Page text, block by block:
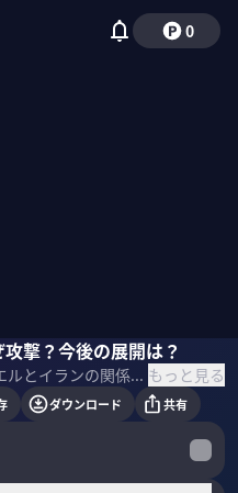
0
撃？今後の展開は？
緊迫するイスラエルとイランの関係。なぜ核施設への攻撃が行われたのか？アメリカとイランの核交渉の行方は？すでに戦争状態と見ていいのか？地経学研究所の鈴木一人所長が、両国の現状と今後の展開、そして国際社会への影響について徹底解説。 ＜ゲスト＞ 鈴木一人｜地経学研究所 所長 東京大学公共政策大学院の教授。専門は国際政治経済学。英国サセックス大学ヨーロッパ研究所現代ヨーロッパ研究専攻博士課程修了。2013年から2015年まで国連安保理イラン制裁専門家パネル委員。 ＜目次＞ もっと見る
ダウンロード 共有